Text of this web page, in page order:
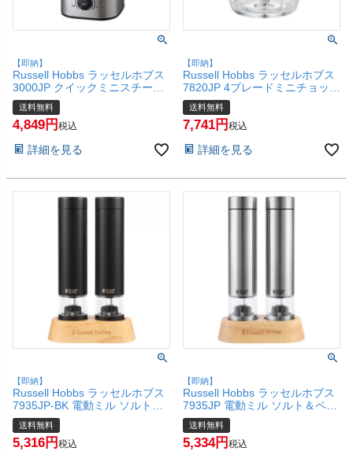
【即納】
Russell Hobbs ラッセルホブス
3000JP クイックミニスチーマ
ー【2段 蒸し器 フードスチーマ
ー 蒸し料理 コンパクト 】【宅
配便送料無料】(6067669)
送料無料
4,849 税込
詳細を見る
【即納】
Russell Hobbs ラッセルホブス
7820JP 4ブレードミニチョッパ
ー【フードプロセッサー フード
チョッパー 電動 ガラス製】
【宅配便送料無料】(6067668)
送料無料
7,741 税込
詳細を見る
【即納】
Russell Hobbs ラッセルホブス
7935JP-BK 電動ミル ソルト＆
ペッパー ミニ2本セット ブラッ
ク 専用スタンド付き【電動ミル
ハンディサイズ コードレス 】
送料無料
5,316 税込
【即納】
Russell Hobbs ラッセルホブス
7935JP 電動ミル ソルト＆ペッ
パー ミニ2本セット シルバー
専用スタンド付き【電動ミル ハ
ンディサイズ コードレス 】
送料無料
5,334 税込